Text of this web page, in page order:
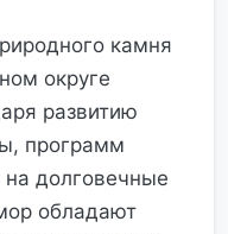
камня
округе
развитию
программ
на долговечные
обладают